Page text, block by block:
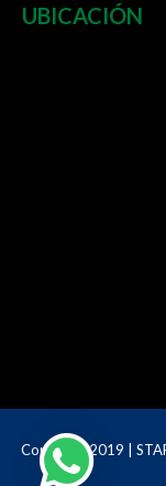
UBICACIÓN
Copyright 2019 |